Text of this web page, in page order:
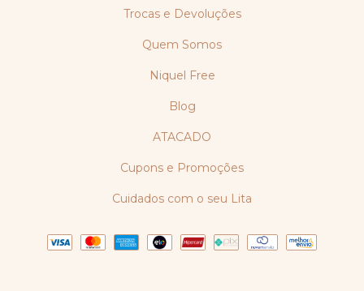
Trocas e Devoluções
Quem Somos
Niquel Free
Blog
ATACADO
Cupons e Promoções
Cuidados com o seu Lita